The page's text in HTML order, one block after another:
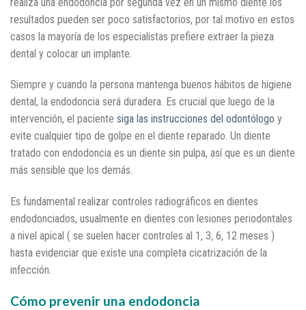
resultados pueden ser poco satisfactorios, por tal motivo en estos
casos la mayoría de los especialistas prefiere extraer la pieza
dental y colocar un implante.
Siempre y cuando la persona mantenga buenos hábitos de higiene
dental, la endodoncia será duradera. Es crucial que luego de la
intervención, el paciente siga las instrucciones del odontólogo y
evite cualquier tipo de golpe en el diente reparado. Un diente
tratado con endodoncia es un diente sin pulpa, así que es un diente
más sensible que los demás.
Es fundamental realizar controles radiográficos en dientes
endodonciados, usualmente en dientes con lesiones periodontales
a nivel apical ( se suelen hacer controles al 1, 3, 6, 12 meses )
hasta evidenciar que existe una completa cicatrización de la
infección.
Cómo prevenir una endodoncia